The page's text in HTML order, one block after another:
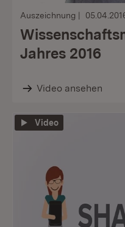
Auszeichnung
Jahres 2016
Video ansehen
Video